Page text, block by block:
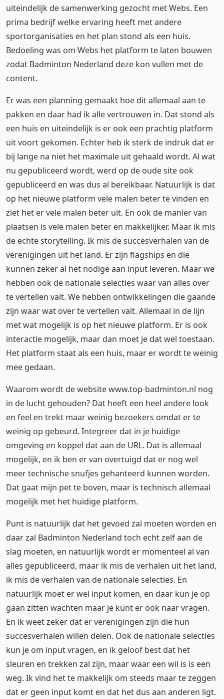
uiteindelijk de samenwerking gezocht met Webs. Een
prima bedrijf welke ervaring heeft met andere
sportorganisaties en het plan stond als een huis.
Bedoeling was om Webs het platform te laten bouwen
zodat Badminton Nederland deze kon vullen met de
content.
Er was een planning gemaakt hoe dit allemaal aan te
pakken en daar had ik alle vertrouwen in. Dat stond als
een huis en uiteindelijk is er ook een prachtig platform
uit voort gekomen. Echter heb ik sterk de indruk dat er
bij lange na niet het maximale uit gehaald wordt. Al wat
nu gepubliceerd wordt, werd op de oude site ook
gepubliceerd en was dus al bereikbaar. Natuurlijk is dat
op het nieuwe platform vele malen beter te vinden en
ziet het er vele malen beter uit. En ook de manier van
plaatsen is vele malen beter en makkelijker. Maar ik mis
de echte storytelling. Ik mis de succesverhalen van de
verenigingen uit het land. Er zijn flagships en die
kunnen zeker al het nodige aan input leveren. Maar we
hebben ook de nationale selecties waar van alles over
te vertellen valt. We hebben ontwikkelingen die gaande
zijn waar wat over te vertellen valt. Allemaal in de lijn
met wat mogelijk is op het nieuwe platform. Er is ook
interactie mogelijk, maar dan moet je dat wel toestaan.
Het platform staat als een huis, maar er wordt te weinig
mee gedaan.
Waarom wordt de website www.top-badminton.nl nog
in de lucht gehouden? Dat heeft een heel andere look
en feel en trekt maar weinig bezoekers omdat er te
weinig op gebeurd. Integreer dat in je huidige
omgeving en koppel dat aan de URL. Dat is allemaal
mogelijk, en ik ben er van overtuigd dat er nog wel
meer technische snufjes gehanteerd kunnen worden.
Dat gaat mijn pet te boven, maar is technisch allemaal
mogelijk met het huidige platform.
Punt is natuurlijk dat het gevoed zal moeten worden en
daar zal Badminton Nederland toch echt zelf aan de
slag moeten, en natuurlijk wordt er momenteel al van
alles gepubliceerd, maar ik mis de verhalen uit het land,
ik mis de verhalen van de nationale selecties. En
natuurlijk moet er wel input komen, en daar kun je op
gaan zitten wachten maar je kunt er ook naar vragen.
En ik weet zeker dat er verenigingen zijn die hun
succesverhalen willen delen. Ook de nationale selecties
kun je om input vragen, en ik geloof best dat het
sleuren en trekken zal zijn, maar waar een wil is is een
weg. Ik vind het te makkelijk om steeds maar te zeggen
dat er geen input komt en dat het dus aan anderen ligt.